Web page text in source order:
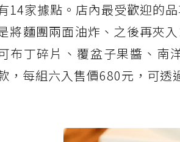
14家據點。店內最受歡迎的
將麵團兩面油炸、之後再夾
布丁碎片、覆盆子果醬、南
，每組六入售價680元，可透